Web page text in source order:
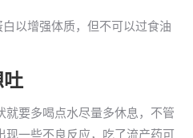
以增强体质，但不可以过食油
就要多喝点水尽量多休息，不管
现一些不良反应，吃了流产药可